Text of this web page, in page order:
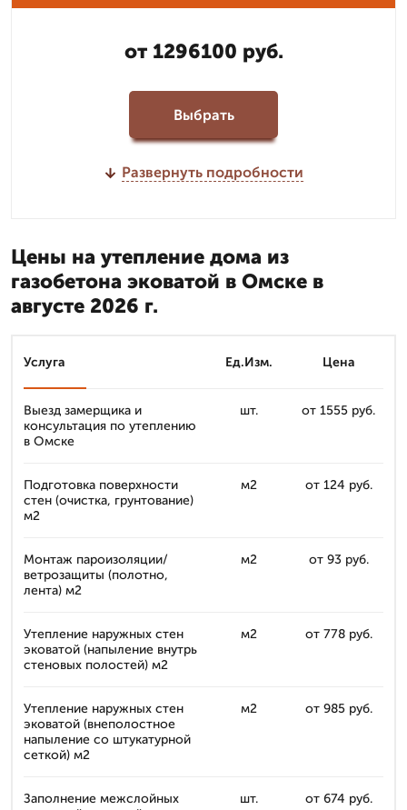
от 1296100 руб.
Выбрать
Развернуть подробности
Цены на утепление дома из
газобетона эковатой в Омске в
августе 2026 г.
Услуга Ед.Изм. Цена
Выезд замерщика и
консультация по утеплению
в Омске
шт. от 1555 руб.
Подготовка поверхности
стен (очистка, грунтование)
м2
м2 от 124 руб.
Монтаж пароизоляции/
ветрозащиты (полотно,
лента) м2
м2 от 93 руб.
Утепление наружных стен
эковатой (напыление внутрь
стеновых полостей) м2
м2 от 778 руб.
Утепление наружных стен
эковатой (внеполостное
напыление со штукатурной
сеткой) м2
м2 от 985 руб.
Заполнение межслойных
шт. от 674 руб.